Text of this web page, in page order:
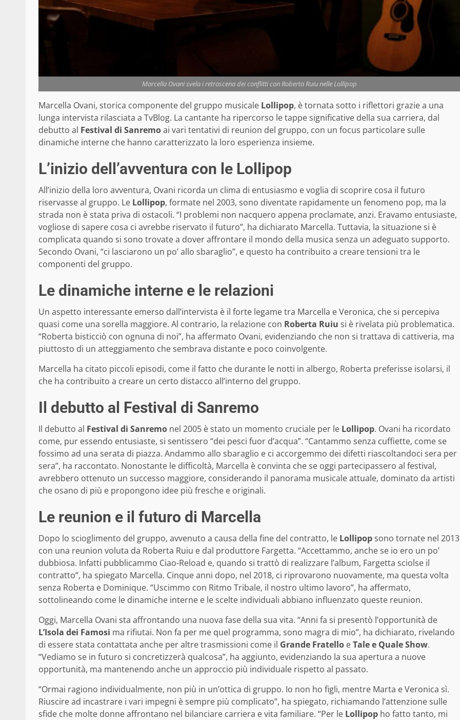
Marcella Ovani svela i retroscena dei conflitti con Roberta Ruiu nelle Lollipop
Marcella Ovani, storica componente del gruppo musicale Lollipop, è tornata sotto i riflettori grazie a una
lunga intervista rilasciata a TvBlog. La cantante ha ripercorso le tappe significative della sua carriera, dal
debutto al Festival di Sanremoai vari tentativi di reunion del gruppo, con un focus particolare sulle
dinamiche interne che hanno caratterizzato la loro esperienza insieme.
L’inizio dell’avventura con le Lollipop
All’inizio della loro avventura, Ovani ricorda un clima di entusiasmo e voglia di scoprire cosa il futuro
riservasse al gruppo. Le Lollipop, formate nel 2003, sono diventate rapidamente un fenomeno pop, ma la
strada non è stata priva di ostacoli. “I problemi non nacquero appena proclamate, anzi. Eravamo entusiaste,
vogliose di sapere cosa ci avrebbe riservato il futuro”, ha dichiarato Marcella. Tuttavia, la situazione si è
complicata quando si sono trovate a dover affrontare il mondo della musica senza un adeguato supporto.
Secondo Ovani, “ci lasciarono un po’ allo sbaraglio”, e questo ha contribuito a creare tensioni tra le
componenti del gruppo.
Le dinamiche interne e le relazioni
Un aspetto interessante emerso dall’intervista è il forte legame tra Marcella e Veronica, che si percepiva
quasi come una sorella maggiore. Al contrario, la relazione con Roberta Ruiu si è rivelata più problematica.
“Roberta bisticciò con ognuna di noi”, ha affermato Ovani, evidenziando che non si trattava di cattiveria, ma
piuttosto di un atteggiamento che sembrava distante e poco coinvolgente.
Marcella ha citato piccoli episodi, come il fatto che durante le notti in albergo, Roberta preferisse isolarsi, il
che ha contribuito a creare un certo distacco all’interno del gruppo.
Il debutto al Festival di Sanremo
Il debutto al Festival di Sanremo nel 2005 è stato un momento cruciale per le Lollipop. Ovani ha ricordato
come, pur essendo entusiaste, si sentissero “dei pesci fuor d’acqua”. “Cantammo senza cuffiette, come se
fossimo ad una serata di piazza. Andammo allo sbaraglio e ci accorgemmo dei difetti riascoltandoci sera per
sera”, ha raccontato. Nonostante le difficoltà, Marcella è convinta che se oggi partecipassero al festival,
avrebbero ottenuto un successo maggiore, considerando il panorama musicale attuale, dominato da artisti
che osano di più e propongono idee più fresche e originali.
Le reunion e il futuro di Marcella
Dopo lo scioglimento del gruppo, avvenuto a causa della fine del contratto, le Lollipopsono tornate nel 2013
con una reunion voluta da Roberta Ruiu e dal produttore Fargetta. “Accettammo, anche se io ero un po’
dubbiosa. Infatti pubblicammo Ciao-Reload e, quando si trattò di realizzare l’album, Fargetta sciolse il
contratto”, ha spiegato Marcella. Cinque anni dopo, nel 2018, ci riprovarono nuovamente, ma questa volta
senza Roberta e Dominique. “Uscimmo con Ritmo Tribale, il nostro ultimo lavoro”, ha affermato,
sottolineando come le dinamiche interne e le scelte individuali abbiano influenzato queste reunion.
Oggi, Marcella Ovani sta affrontando una nuova fase della sua vita. “Anni fa si presentò l’opportunità de
L’Isola dei Famosi ma rifiutai. Non fa per me quel programma, sono magra di mio”, ha dichiarato, rivelando
di essere stata contattata anche per altre trasmissioni come il Grande Fratello eTale e Quale Show.
“Vediamo se in futuro si concretizzerà qualcosa”, ha aggiunto, evidenziando la sua apertura a nuove
opportunità, ma mantenendo anche un approccio più individuale rispetto al passato.
“Ormai ragiono individualmente, non più in un’ottica di gruppo. Io non ho figli, mentre Marta e Veronica sì.
Riuscire ad incastrare i vari impegni è sempre più complicato”, ha spiegato, richiamando l’attenzione sulle
sfide che molte donne affrontano nel bilanciare carriera e vita familiare. “Per le Lollipop ho fatto tanto, mi